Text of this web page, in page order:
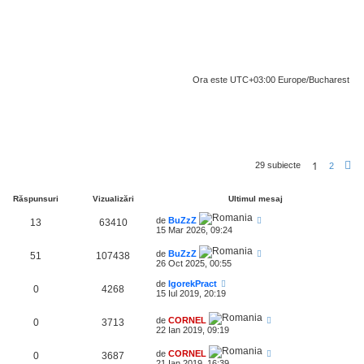
Ora este UTC+03:00 Europe/Bucharest
29 subiecte 1 2
Răspunsuri Vizualizări Ultimul mesaj
13 63410 de BuZzZ
15 Mar 2026, 09:24
51 107438 de BuZzZ
26 Oct 2025, 00:55
0 4268 de IgorekPract
15 Iul 2019, 20:19
0 3713 de CORNEL
22 Ian 2019, 09:19
0 3687 de CORNEL